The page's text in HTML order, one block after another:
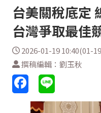
台美關稅底定
台灣爭取最佳
2026-01-19 10:40(01-
撰稿編輯：劉玉秋